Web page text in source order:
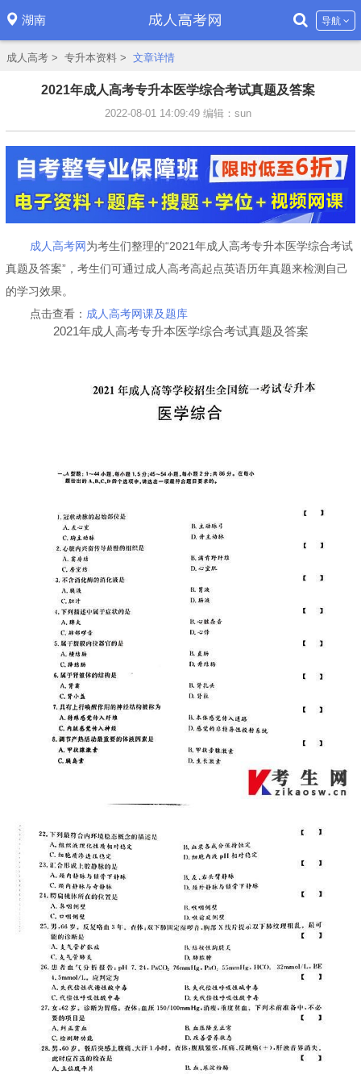
湖南 导航
成人高考 > 专升本资料 > 文章详情
2021年成人高考专升本医学综合考试真题及答案
2022-08-01 14:09:49 编辑：sun
成人高考网为考生们整理的“2021年成人高考专升本医学综合考试
真题及答案”，考生们可通过成人高考高起点英语历年真题来检测自己
的学习效果。
点击查看： 成人高考网课及题库
2021年成人高考专升本医学综合考试真题及答案